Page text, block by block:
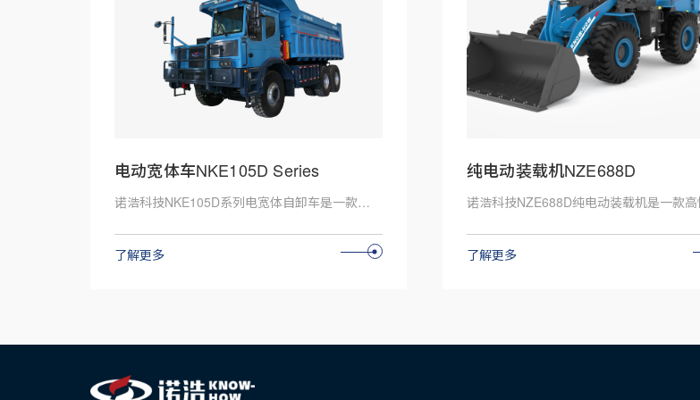
电动宽体车NKE105D Series
诺浩科技NKE105D系列电宽体自卸车是一款专为砂石骨料、水泥矿山等重载下坡作业环境设计的新能源宽体自卸车。它采用了先进的电驱动系统，具有零排放、低噪音、高效率等特点。同时，车辆的宽体设计提供了更大的承载能力和更稳定的行驶性能，为驾驶员提供了更加舒适和安全的驾驶体验。此外，该车还支持智能升级，如无人驾驶升级等，进一步提高了作业效率和安全性。
了解更多
纯电动装载机NZE688D
了解更多